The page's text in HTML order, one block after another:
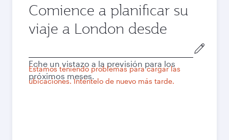
Comience a planificar su
viaje a London desde
de
salida
Estamos teniendo problemas para cargar las
ubicaciones. Inténtelo de nuevo más tarde.
Eche un vistazo a la previsión para los
próximos meses.